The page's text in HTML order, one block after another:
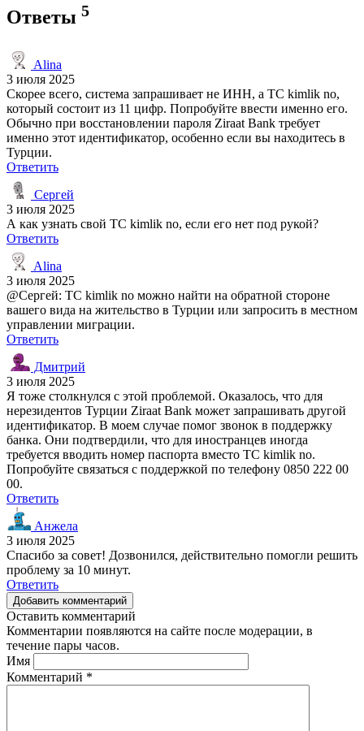
Ответы 5
Alina
3 июля 2025
Скорее всего, система запрашивает не ИНН, а TC kimlik no,
который состоит из 11 цифр. Попробуйте ввести именно его.
Обычно при восстановлении пароля Ziraat Bank требует
именно этот идентификатор, особенно если вы находитесь в
Турции.
Ответить
Сергей
3 июля 2025
А как узнать свой TC kimlik no, если его нет под рукой?
Ответить
Alina
3 июля 2025
@Сергей: TC kimlik no можно найти на обратной стороне
вашего вида на жительство в Турции или запросить в местном
управлении миграции.
Ответить
Дмитрий
3 июля 2025
Я тоже столкнулся с этой проблемой. Оказалось, что для
нерезидентов Турции Ziraat Bank может запрашивать другой
идентификатор. В моем случае помог звонок в поддержку
банка. Они подтвердили, что для иностранцев иногда
требуется вводить номер паспорта вместо TC kimlik no.
Попробуйте связаться с поддержкой по телефону 0850 222 00
00.
Ответить
Анжела
3 июля 2025
Спасибо за совет! Дозвонился, действительно помогли решить
проблему за 10 минут.
Ответить
Добавить комментарий
Оставить комментарий
Комментарии появляются на сайте после модерации, в
течение пары часов.
Имя
Комментарий *